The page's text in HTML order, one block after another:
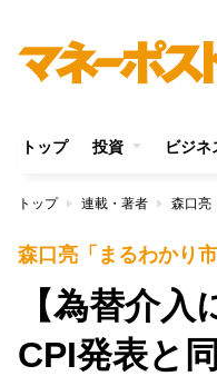
トップ 投資 ビジネ
トップ 連載・著者 森口亮
森口亮「まるわかり市
【為替介
CPI発表と